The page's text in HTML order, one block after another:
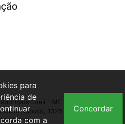
Eireli - ME | CNPJ:
Nabuco, 1325 - São Cristóvão,
210
para
de
com a
Concordar